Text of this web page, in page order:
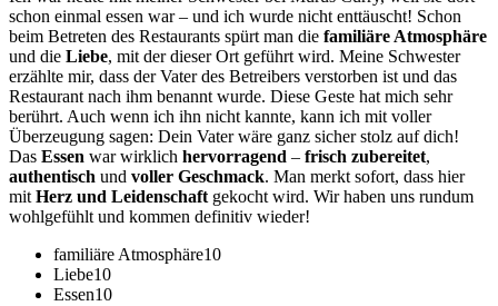
schon einmal essen war – und ich wurde nicht enttäuscht! Schon
beim Betreten des Restaurants spürt man die familiäre Atmosphäre
und die Liebe, mit der dieser Ort geführt wird. Meine Schwester
erzählte mir, dass der Vater des Betreibers verstorben ist und das
Restaurant nach ihm benannt wurde. Diese Geste hat mich sehr
berührt. Auch wenn ich ihn nicht kannte, kann ich mit voller
Überzeugung sagen: Dein Vater wäre ganz sicher stolz auf dich!
Das Essen war wirklich hervorragend – frisch zubereitet,
authentisch und voller Geschmack. Man merkt sofort, dass hier
mit Herz und Leidenschaft gekocht wird. Wir haben uns rundum
wohlgefühlt und kommen definitiv wieder!
familiäre Atmosphäre10
Liebe10
Essen10